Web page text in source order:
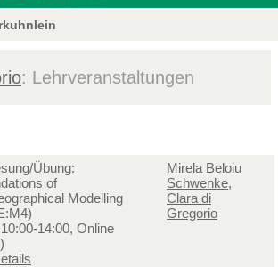
: Lehrveranstaltungen
Übung:
of
Modelling
14:00, Online
Mirela Beloiu
Schwenke,
Clara di
Gregorio